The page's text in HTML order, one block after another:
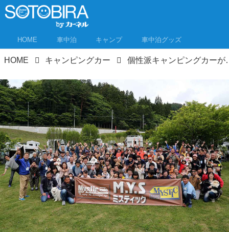
HOME 車中泊 キャンプ 車中泊グッズ
HOME キャンピングカー 個性派キャンピングカーが